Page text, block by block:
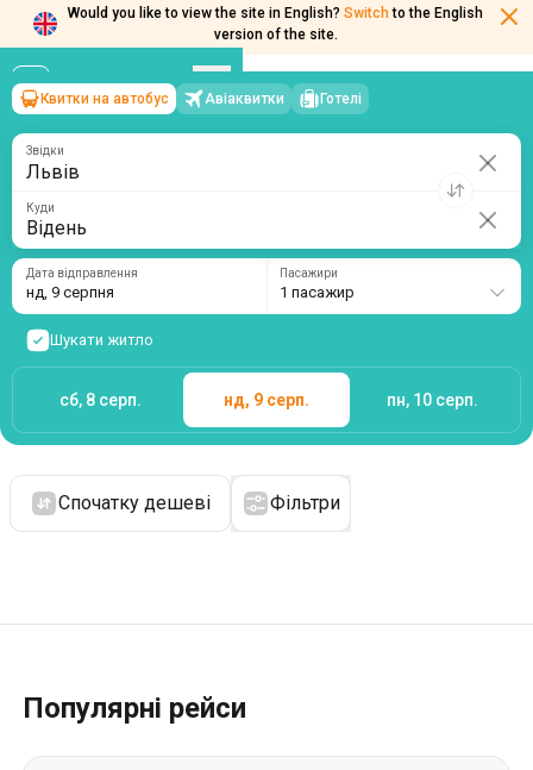
Would you like to view the site in English? Switch to the English
version of the site.
Львів → Відень
нд, 9 серпня/1 пасажир
Квитки на автобус Авіаквитки Готелі
Звідки
Куди
Дата відправлення
нд, 9 серпня
Пасажири
1 пасажир
Шукати житло
сб, 8 серп. нд, 9 серп. пн, 10 серп.
Спочатку дешеві Фільтри
Популярні рейси